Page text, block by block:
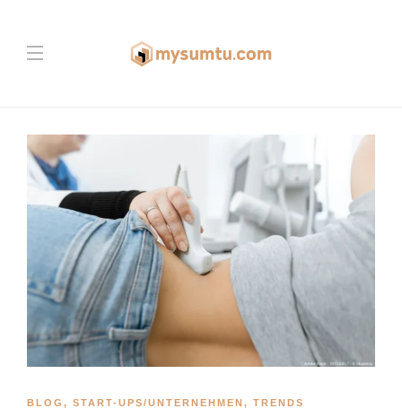
BLOG , START-UPS/UNTERNEHMEN, TRENDS